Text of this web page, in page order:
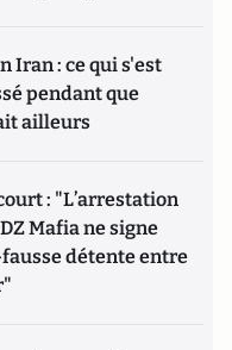
Iran : ce qui s'est
pendant que
ailleurs
: "L’arrestation
Mafia ne signe
détente entre